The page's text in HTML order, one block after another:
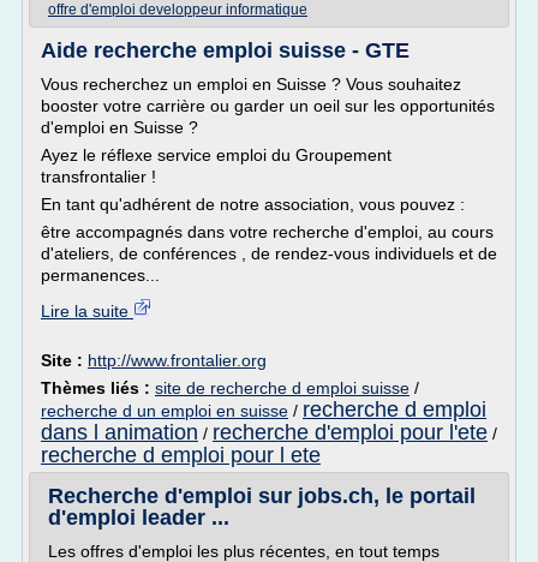
offre d'emploi developpeur informatique
Aide recherche emploi suisse - GTE
Vous recherchez un emploi en Suisse ? Vous souhaitez
booster votre carrière ou garder un oeil sur les opportunités
d'emploi en Suisse ?
Ayez le réflexe service emploi du Groupement
transfrontalier !
En tant qu'adhérent de notre association, vous pouvez :
être accompagnés dans votre recherche d'emploi, au cours
d'ateliers, de conférences , de rendez-vous individuels et de
permanences...
Lire la suite
Site : http://www.frontalier.org
Thèmes liés : site de recherche d emploi suisse /
recherche d un emploi en suisse / recherche d emploi
dans l animation / recherche d'emploi pour l'ete /
recherche d emploi pour l ete
Recherche d'emploi sur jobs.ch, le portail
d'emploi leader ...
Les offres d'emploi les plus récentes, en tout temps